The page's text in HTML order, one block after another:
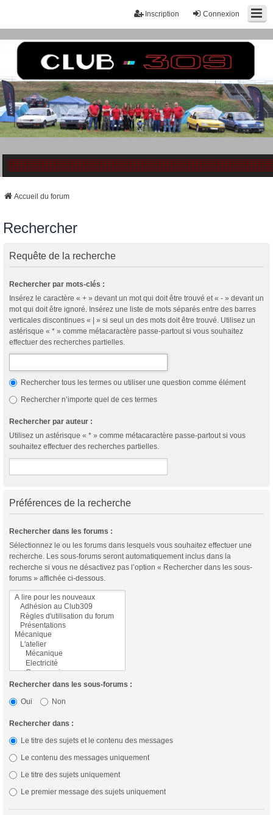
Connexion
Inscription
Accueil du forum
Rechercher
Requête de la recherche
Rechercher par mots-clés :
Insérez le caractère « + » devant un mot qui doit être trouvé et « - » devant un
mot qui doit être ignoré. Insérez une liste de mots séparés entre des barres
verticales discontinues « | » si seul un des mots doit être trouvé. Utilisez un
astérisque « * » comme métacaractère passe-partout si vous souhaitez
effectuer des recherches partielles.
Rechercher tous les termes ou utiliser une question comme élément
Rechercher n’importe quel de ces termes
Rechercher par auteur :
Utilisez un astérisque « * » comme métacaractère passe-partout si vous
souhaitez effectuer des recherches partielles.
Préférences de la recherche
Rechercher dans les forums :
Sélectionnez le ou les forums dans lesquels vous souhaitez effectuer une
recherche. Les sous-forums seront automatiquement inclus dans la
recherche si vous ne désactivez pas l’option « Rechercher dans les sous-
forums » affichée ci-dessous.
Rechercher dans les sous-forums :
Oui
Non
Rechercher dans :
Le titre des sujets et le contenu des messages
Le contenu des messages uniquement
Le titre des sujets uniquement
Le premier message des sujets uniquement